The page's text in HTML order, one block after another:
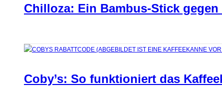
Chilloza: Ein Bambus-Stick
Coby’s: So funktioniert das